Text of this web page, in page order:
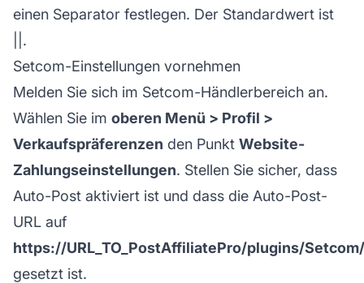
einen Separator festlegen. Der Standardwert ist
||.
Setcom-Einstellungen vornehmen
Melden Sie sich im Setcom-Händlerbereich an.
Wählen Sie im oberen Menü > Profil >
Verkaufspräferenzen den Punkt Website-
Zahlungseinstellungen. Stellen Sie sicher, dass
Auto-Post aktiviert ist und dass die Auto-Post-
URL auf
https://URL_TO_PostAffiliatePro/plugins/
gesetzt ist.